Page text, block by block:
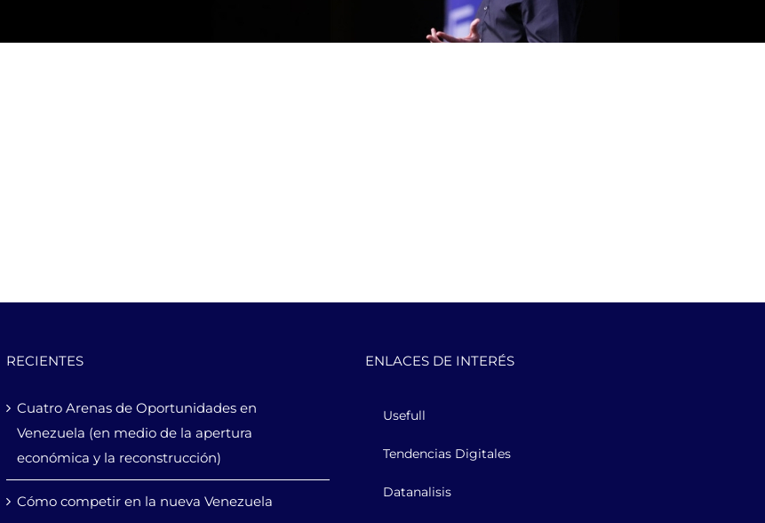
RECIENTES
Cuatro Arenas de Oportunidades en
Venezuela (en medio de la apertura
económica y la reconstrucción)
Cómo competir en la nueva Venezuela
ENLACES DE INTERÉS
Usefull
Tendencias Digitales
Datanalisis